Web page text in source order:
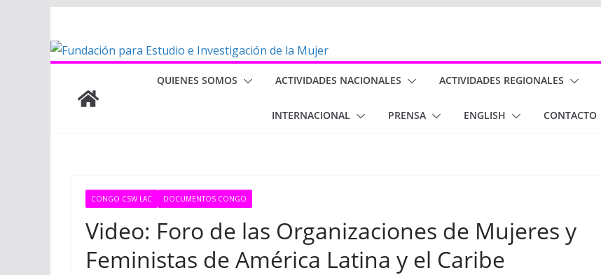
contenido
QUIENES SOMOS ACTIVIDADES NACIONALES ACTIVIDADES REGIONALES
INTERNACIONAL PRENSA ENGLISH CONTACTO
CONGO CSW LAC DOCUMENTOS CONGO
Video: Foro de las Organizaciones de Mujeres y
Feministas de América Latina y el Caribe